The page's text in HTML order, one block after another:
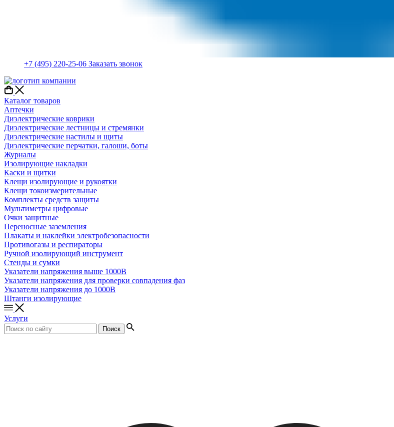
+7 (495) 220-25-06 Заказать звонок
Каталог товаров
Аптечки
Диэлектрические коврики
Диэлектрические лестницы и стремянки
Диэлектрические настилы и щиты
Диэлектрические перчатки, галоши, боты
Журналы
Изолирующие накладки
Каски и щитки
Клещи изолирующие и рукоятки
Клещи токоизмерительные
Комплекты средств защиты
Мультиметры цифровые
Очки защитные
Переносные заземления
Плакаты и наклейки электробезопасности
Противогазы и респираторы
Ручной изолирующий инструмент
Стенды и сумки
Указатели напряжения выше 1000В
Указатели напряжения для проверки совпадения фаз
Указатели напряжения до 1000В
Штанги изолирующие
Услуги